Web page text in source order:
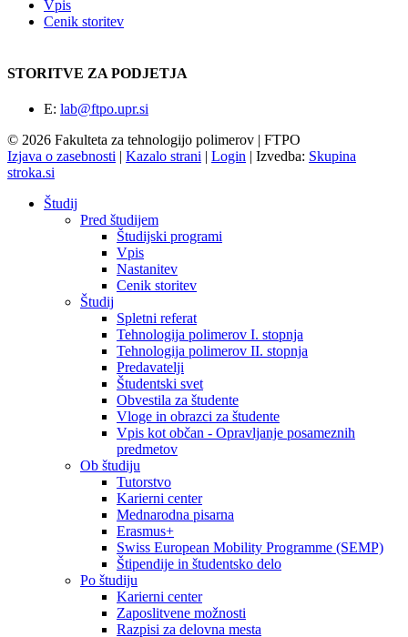
Vpis
Cenik storitev
STORITVE ZA PODJETJA
E: lab@ftpo.upr.si
© 2026 Fakulteta za tehnologijo polimerov | FTPO
Izjava o zasebnosti | Kazalo strani | Login | Izvedba: Skupina
stroka.si
Študij
Pred študijem
Študijski programi
Vpis
Nastanitev
Cenik storitev
Študij
Spletni referat
Tehnologija polimerov I. stopnja
Tehnologija polimerov II. stopnja
Predavatelji
Študentski svet
Obvestila za študente
Vloge in obrazci za študente
Vpis kot občan - Opravljanje posameznih
predmetov
Ob študiju
Tutorstvo
Karierni center
Mednarodna pisarna
Erasmus+
Swiss European Mobility Programme (SEMP)
Štipendije in študentsko delo
Po študiju
Karierni center
Zaposlitvene možnosti
Razpisi za delovna mesta